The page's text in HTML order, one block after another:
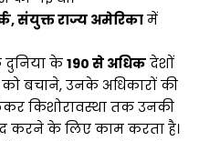
संयुक्त राज्य अमेरिकामें
के190 से अधिकदेशों
को बचाने, उनके अधिकारों की
किशोरावस्था तक उनकी
करने के लिए काम करता है।